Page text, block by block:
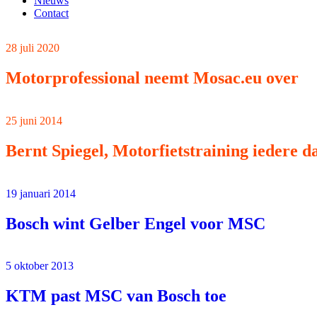
Contact
28 juli 2020
Motorprofessional neemt Mosac.eu over
25 juni 2014
Bernt Spiegel, Motorfietstraining iedere
19 januari 2014
Bosch wint Gelber Engel voor MSC
5 oktober 2013
KTM past MSC van Bosch toe